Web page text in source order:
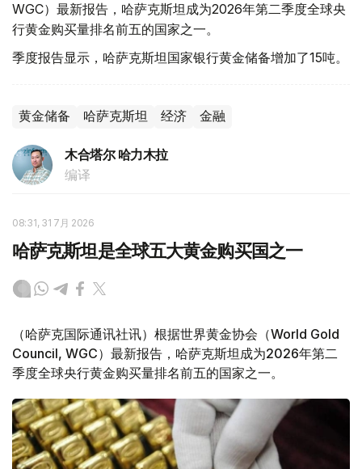
WGC）最新报告，哈萨克斯坦成为2026年第二季度全球央
行黄金购买量排名前五的国家之一。
季度报告显示，哈萨克斯坦国家银行黄金储备增加了15吨。
黄金储备 哈萨克斯坦 经济 金融
木合塔尔 哈力木拉
编译
08:31, 31 7月 2026
哈萨克斯坦是全球五大黄金购买国之一
（哈萨克国际通讯社讯）根据世界黄金协会（World Gold
Council, WGC）最新报告，哈萨克斯坦成为2026年第二
季度全球央行黄金购买量排名前五的国家之一。